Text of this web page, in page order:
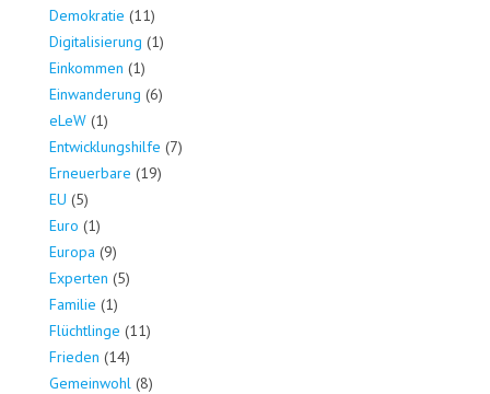
Demokratie (11)
Digitalisierung (1)
Einkommen (1)
Einwanderung (6)
eLeW (1)
Entwicklungshilfe (7)
Erneuerbare (19)
EU (5)
Euro (1)
Europa (9)
Experten (5)
Familie (1)
Flüchtlinge (11)
Frieden (14)
Gemeinwohl (8)